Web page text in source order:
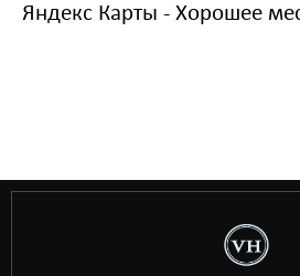
Яндекс Карты - Хорошее